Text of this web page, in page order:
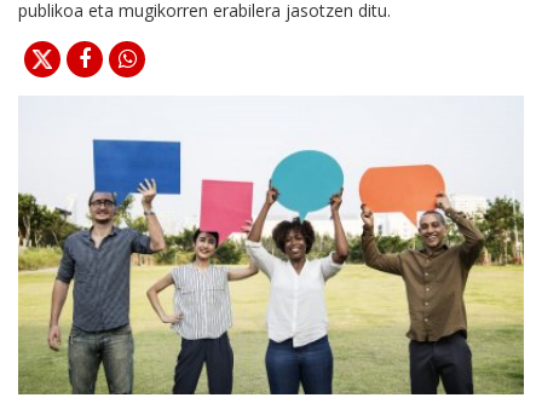
publikoa eta mugikorren erabilera jasotzen ditu.